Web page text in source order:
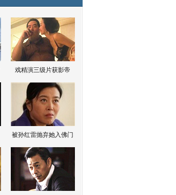
戏精演三级片获影帝
被孙红雷抛弃她入佛门